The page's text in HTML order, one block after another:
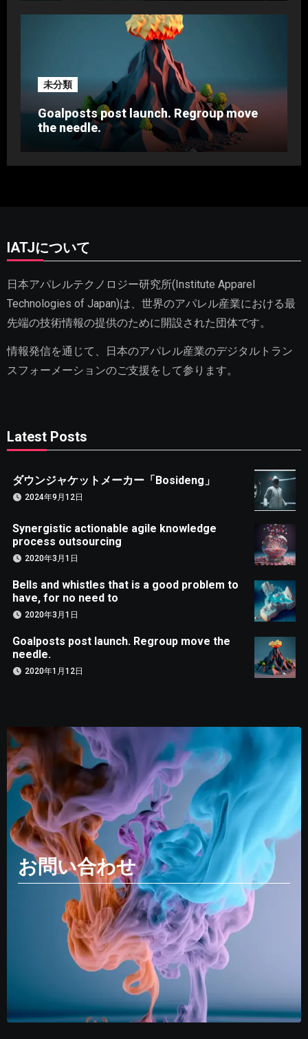
未分類
Goalposts post launch. Regroup move
the needle.
IATJについて
日本アパレルテクノロジー研究所(Institute Apparel
Technologies of Japan)は、世界のアパレル産業における最
先端の技術情報の提供のために開設された団体です。
情報発信を通じて、日本のアパレル産業のデジタルトラン
スフォーメーションのご支援をして参ります。
Latest Posts
ダウンジャケットメーカー「Bosideng」
2024年9月12日
Synergistic actionable agile knowledge
process outsourcing
2020年3月1日
Bells and whistles that is a good problem to
have, for no need to
2020年3月1日
Goalposts post launch. Regroup move the
needle.
2020年1月12日
お問い合わせ